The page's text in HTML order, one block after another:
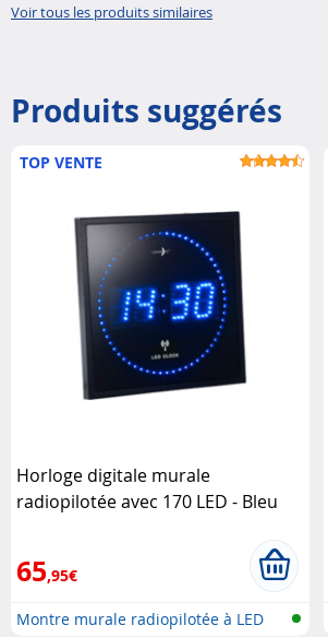
Voir tous les produits similaires
Produits suggérés
TOP VENTE
Horloge digitale murale
radiopilotée avec 170 LED - Bleu
65,95€
Montre murale radiopilotée à LED